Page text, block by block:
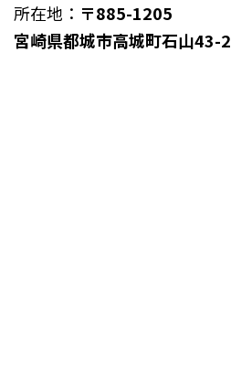
所在地： 〒885-1205
宮崎県都城市高城町石山43-2